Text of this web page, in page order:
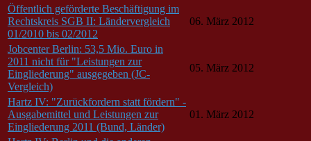
Öffentlich geförderte Beschäftigung im
Rechtskreis SGB II: Ländervergleich
01/2010 bis 02/2012
06. März 2012
Jobcenter Berlin: 53,5 Mio. Euro in
2011 nicht für "Leistungen zur
Eingliederung" ausgegeben (JC-
Vergleich)
05. März 2012
Hartz IV: "Zurückfordern statt fördern" -
Ausgabemittel und Leistungen zur
Eingliederung 2011 (Bund, Länder)
01. März 2012